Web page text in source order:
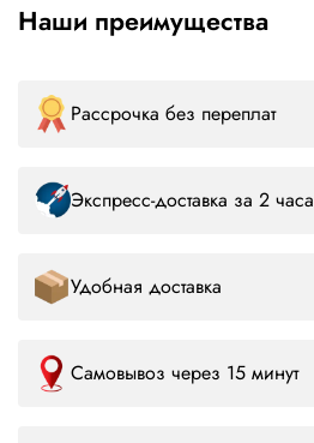
Наши преимущества
Рассрочка без переплат
Экспресс-доставка за 2 часа
Удобная доставка
Самовывоз через 15 минут